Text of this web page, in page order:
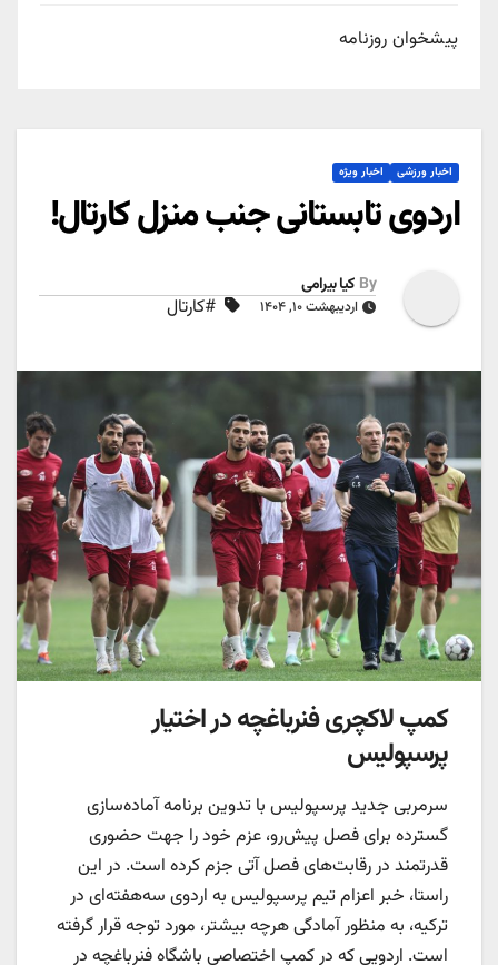
پیشخوان روزنامه
اخبار ورزشی اخبار ویژه
اردوی تابستانی جنب منزل کارتال!
By کیا بیرامی
اردیبهشت ۱۰, ۱۴۰۴ #کارتال
کمپ لاکچری فنرباغچه در اختیار
پرسپولیس
سرمربی جدید پرسپولیس با تدوین برنامه‌ آماده‌سازی
گسترده‌ برای فصل پیش‌رو، عزم خود را جهت حضوری
قدرتمند در رقابت‌های فصل آتی جزم کرده است. در این
راستا، خبر اعزام تیم پرسپولیس به اردوی سه‌هفته‌ای در
ترکیه، به منظور آمادگی هرچه بیشتر، مورد توجه قرار گرفته
است. اردویی که در کمپ اختصاصی باشگاه فنرباغچه در